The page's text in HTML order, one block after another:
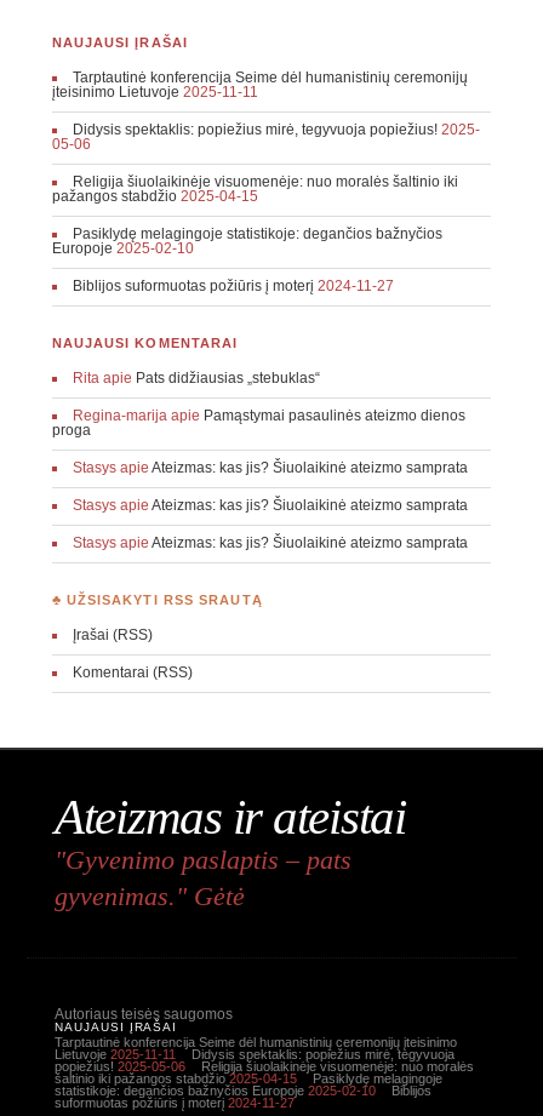
NAUJAUSI ĮRAŠAI
Tarptautinė konferencija Seime dėl humanistinių ceremonijų
įteisinimo Lietuvoje 2025-11-11
Didysis spektaklis: popiežius mirė, tegyvuoja popiežius! 2025-
05-06
Religija šiuolaikinėje visuomenėje: nuo moralės šaltinio iki
pažangos stabdžio 2025-04-15
Pasiklydę melagingoje statistikoje: degančios bažnyčios
Europoje 2025-02-10
Biblijos suformuotas požiūris į moterį 2024-11-27
NAUJAUSI KOMENTARAI
Ritaapie Pats didžiausias „stebuklas“
Regina-marijaapie Pamąstymai pasaulinės ateizmo dienos
proga
Stasysapie Ateizmas: kas jis? Šiuolaikinė ateizmo samprata
Stasysapie Ateizmas: kas jis? Šiuolaikinė ateizmo samprata
Stasysapie Ateizmas: kas jis? Šiuolaikinė ateizmo samprata
♣ UŽSISAKYTI RSS SRAUTĄ
Įrašai (RSS)
Komentarai (RSS)
Ateizmas ir ateistai
"Gyvenimo paslaptis – pats
gyvenimas." Gėtė
Autoriaus teisės saugomos
NAUJAUSI ĮRAŠAI
Tarptautinė konferencija Seime dėl humanistinių ceremonijų įteisinimo
Lietuvoje 2025-11-11
Didysis spektaklis: popiežius mirė, tegyvuoja
popiežius! 2025-05-06
Religija šiuolaikinėje visuomenėje: nuo moralės
šaltinio iki pažangos stabdžio 2025-04-15
Pasiklydę melagingoje
statistikoje: degančios bažnyčios Europoje 2025-02-10
Biblijos
suformuotas požiūris į moterį 2024-11-27